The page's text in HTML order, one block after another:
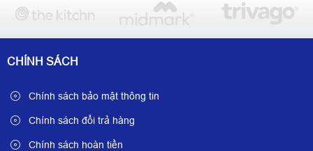
CHÍNH SÁCH
Chính sách bảo mật thông tin
Chính sách đổi trả hàng
Chính sách hoàn tiền